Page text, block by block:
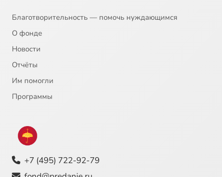
Благотворительность — помочь нуждающимся
О фонде
Новости
Отчёты
Им помогли
Программы
+7 (495) 722-92-79